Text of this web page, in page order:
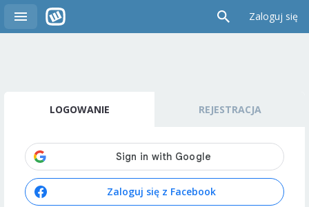
Zaloguj się
LOGOWANIE REJESTRACJA
Zaloguj się z Facebook